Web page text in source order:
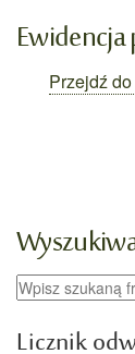
Przejdź
Licznik